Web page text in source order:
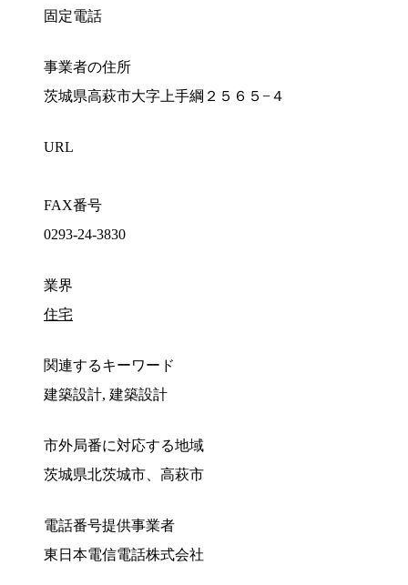
固定電話
事業者の住所
茨城県高萩市大字上手綱２５６５−４
URL
FAX番号
0293-24-3830
業界
住宅
関連するキーワード
建築設計, 建築設計
市外局番に対応する地域
茨城県北茨城市、高萩市
電話番号提供事業者
東日本電信電話株式会社